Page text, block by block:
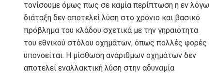
τονίσουμε όμως πως σε καμία περίπτωση η εν λόγω
διάταξη δεν αποτελεί λύση στο χρόνιο και βασικό
πρόβλημα του κλάδου σχετικά με την γηραιότητα
του εθνικού στόλου οχημάτων, όπως πολλές φορές
υπονοείται. Η μίσθωση ανάριθμων οχημάτων δεν
αποτελεί εναλλακτική λύση στην αδυναμία